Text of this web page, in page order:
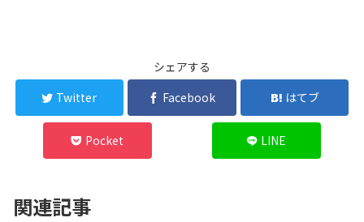
シェアする
Twitter
Facebook はてブ
Pocket LINE
関連記事